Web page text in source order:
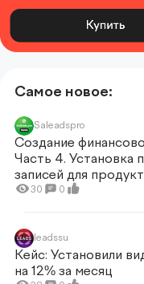
Самое новое:
Saleadspro
Создание
Часть 4. Установка
записей для
30 0
leadssu
Кейс: Установили
на 12% за месяц